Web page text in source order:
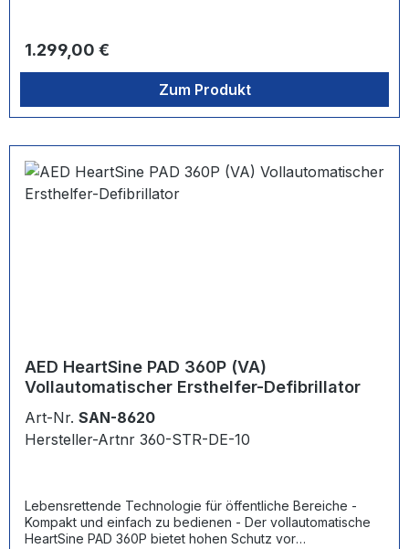
führenden AEDs - Benutzerfreundlich: Einfach
verständliche visuelle und Sprachanweisungen leiten den
Ersthelfer durch den gesamten Wiederbelebungsprozess,
Knopfdruck auf Anweisung des AED - Einsatzbereit: Die
Statusanzeige blinkt, um darauf hinzuweisen, dass das
führt den Bediener mit einer Kombination aus
Sprachanweisungen, blinkenden LEDs und visuellen
Regulärer Preis:
1.299,00 €
Zum Produkt
AED HeartSine PAD 360P (VA)
Vollautomatischer Ersthelfer-Defibrillator
Art-Nr. SAN-8620
Hersteller-Artnr 360-STR-DE-10
Lebensrettende Technologie für öffentliche Bereiche -
Kompakt und einfach zu bedienen - Der vollautomatische
HeartSine PAD 360P bietet hohen Schutz vor